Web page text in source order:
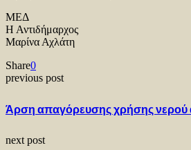
ΜΕΔ
Η Αντιδήμαρχος
Μαρίνα Αχλάτη
Share0
previous post
Άρση απαγόρευσης χρήσης
next post